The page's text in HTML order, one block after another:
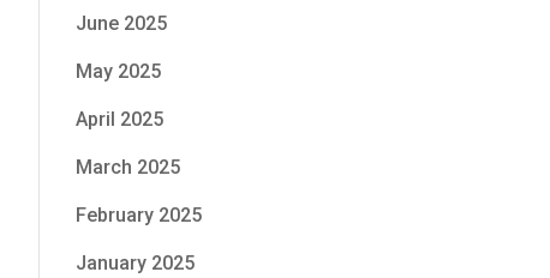
June 2025
May 2025
April 2025
March 2025
February 2025
January 2025